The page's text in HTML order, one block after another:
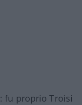
: fu proprio Troisi